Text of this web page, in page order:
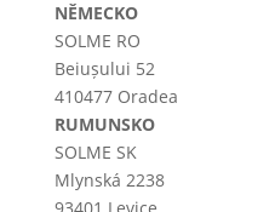
NĚMECKO
SOLME RO
Beiușului 52
410477 Oradea
RUMUNSKO
SOLME SK
Mlynská 2238